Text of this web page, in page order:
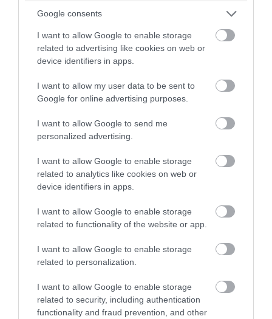
Google consents
I want to allow Google to enable storage
related to advertising like cookies on web or
device identifiers in apps.
I want to allow my user data to be sent to
Google for online advertising purposes.
I want to allow Google to send me
personalized advertising.
I want to allow Google to enable storage
related to analytics like cookies on web or
device identifiers in apps.
I want to allow Google to enable storage
related to functionality of the website or app.
I want to allow Google to enable storage
related to personalization.
I want to allow Google to enable storage
related to security, including authentication
functionality and fraud prevention, and other
(βίντεο)
07.08.2026 | 08:10
PRONEWS.GR /ΚΟΣΜΟΣ
Ρωσία: Νεκρή 38χρονη Ιnfluencer μετά
από επέμβαση αυξητικής γλουτών
(φώτο)
07.08.2026 | 07:28